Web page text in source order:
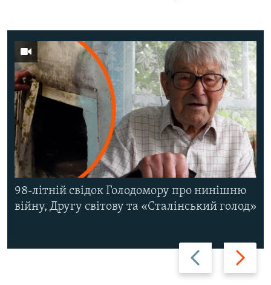
Назад Вперед
98-літній свідок Голодомору про нинішню
війну, Другу світову та «Сталінський голод»